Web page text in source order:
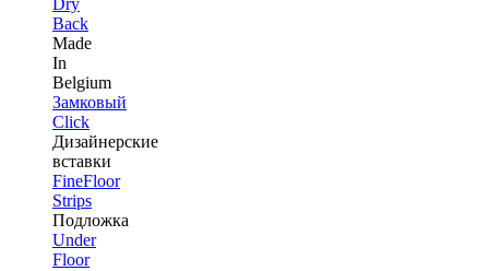
Dry
Back
Made
In
Belgium
Замковый
Click
Дизайнерские
вставки
FineFloor
Strips
Подложка
Under
Floor